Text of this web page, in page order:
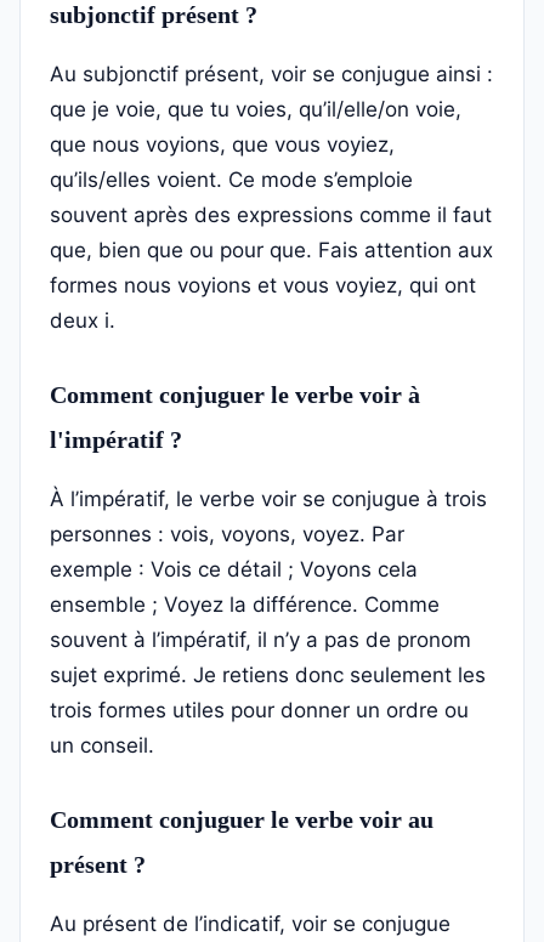
subjonctif présent ?
Au subjonctif présent, voir se conjugue ainsi :
que je voie, que tu voies, qu’il/elle/on voie,
que nous voyions, que vous voyiez,
qu’ils/elles voient. Ce mode s’emploie
souvent après des expressions comme il faut
que, bien que ou pour que. Fais attention aux
formes nous voyions et vous voyiez, qui ont
deux i.
Comment conjuguer le verbe voir à
l'impératif ?
À l’impératif, le verbe voir se conjugue à trois
personnes : vois, voyons, voyez. Par
exemple : Vois ce détail ; Voyons cela
ensemble ; Voyez la différence. Comme
souvent à l’impératif, il n’y a pas de pronom
sujet exprimé. Je retiens donc seulement les
trois formes utiles pour donner un ordre ou
un conseil.
Comment conjuguer le verbe voir au
présent ?
Au présent de l’indicatif, voir se conjugue